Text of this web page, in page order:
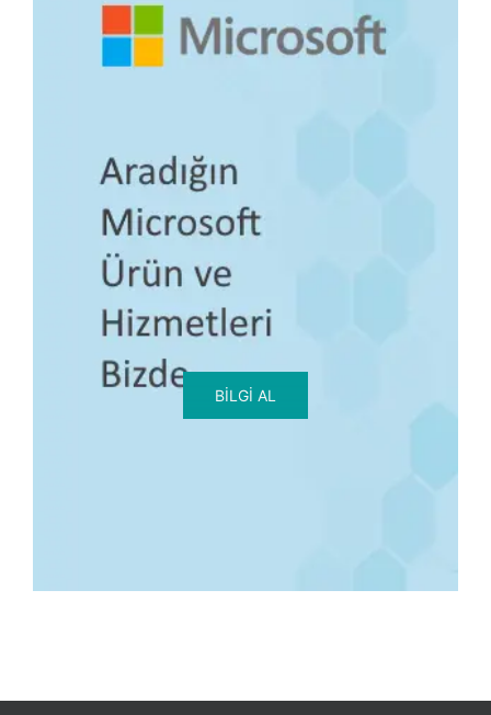
BILGI AL